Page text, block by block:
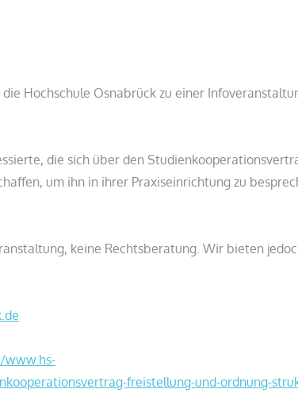
die Hochschule Osnabrück zu einer
die sich über den
um ihn in ihrer Praxiseinrichtung zu
keine Rechtsberatung. Wir bieten
www.hs-
freistellung-und-ordnung-